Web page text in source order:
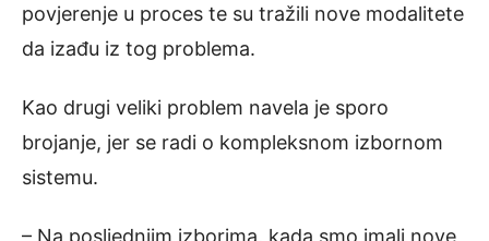
povjerenje u proces te su tražili nove modalitete
da izađu iz tog problema.
Kao drugi veliki problem navela je sporo
brojanje, jer se radi o kompleksnom izbornom
sistemu.
– Na posljednjim izborima, kada smo imali nove